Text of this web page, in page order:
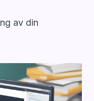
av din